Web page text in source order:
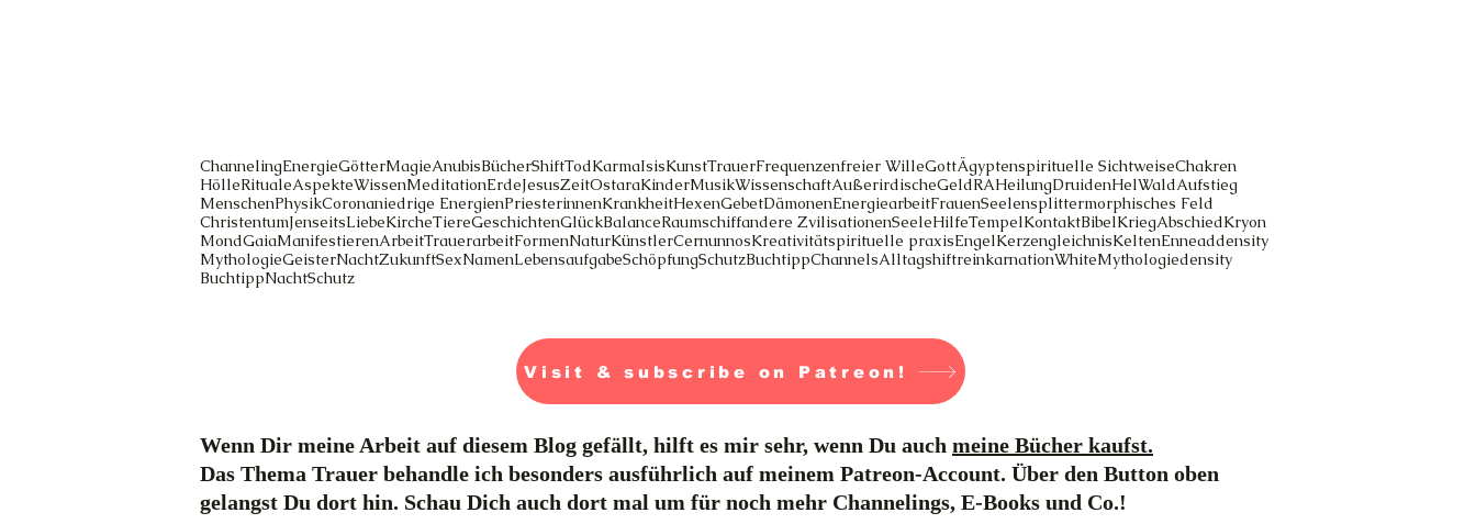
ChannelingEnergieGötterMagieAnubisBücherShiftTodKarmaIsisKunstTrauerFrequenzenfreier WilleGottÄgyptenspirituelle SichtweiseChakren
HölleRitualeAspekteWissenMeditationErdeJesusZeitOstaraKinderMusikWissenschaftAußerirdischeGeldRAHeilungDruidenHelWaldAufstieg
MenschenPhysikCoronaniedrige EnergienPriesterinnenKrankheitHexenGebetDämonenEnergiearbeitFrauenSeelensplittermorphisches Feld
ChristentumJenseitsLiebeKircheTiereGeschichtenGlückBalanceRaumschiffandere ZvilisationenSeeleHilfeTempelKontaktBibelKriegAbschiedKryon
MondGaiaManifestierenArbeitTrauerarbeitFormenNaturKünstlerCernunnosKreativitätspirituelle praxisEngelKerzengleichnisKeltenEnneaddensity
MythologieGeisterNachtZukunftSexNamenLebensaufgabeSchöpfungSchutzBuchtippChannelsAlltagshiftreinkarnationWhiteMythologiedensity
BuchtippNachtSchutz
Visit & subscribe on Patreon!
Wenn Dir meine Arbeit auf diesem Blog gefällt, hilft es mir sehr, wenn Du auch meine Bücher kaufst.
Das Thema Trauer behandle ich besonders ausführlich auf meinem Patreon-Account. Über den Button oben
gelangst Du dort hin. Schau Dich auch dort mal um für noch mehr Channelings, E-Books und Co.!